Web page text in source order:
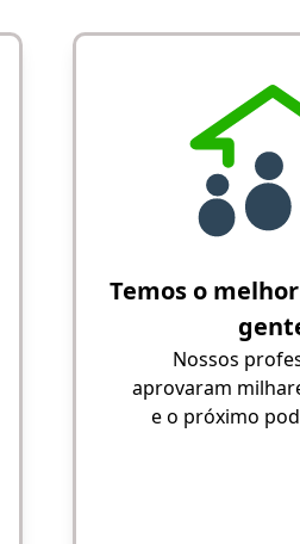
Temos o
Nossos
aprovaram
e o próximo